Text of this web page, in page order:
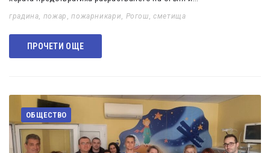
градина, пожар ,пожарникари, Рогош,сметища
ПРОЧЕТИ ОЩЕ
ОБЩЕСТВО